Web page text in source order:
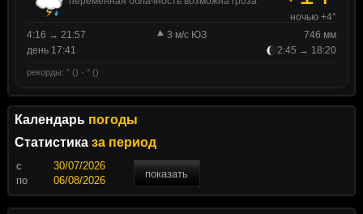
ночью +4°
4:16 → 21:57
3 м/с ЮЗ
746 мм
день 17:41
2:45 → 18:20
рекорды: ° () · ° ()
Календарь погоды
Статистика за период
c
показать
по